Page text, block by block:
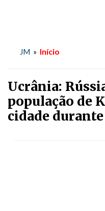
JM » Início
Ucrânia:
população de
cidade